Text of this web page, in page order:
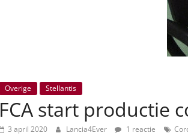
Overige Stellantis
FCA start productie
3 april 2020 Lancia4Ever 1 reactie